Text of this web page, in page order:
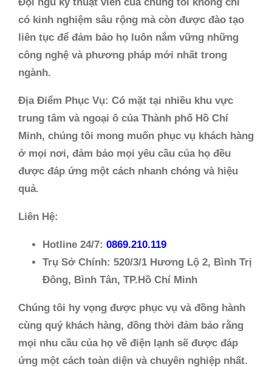
có kinh nghiệm sâu rộng mà còn được đào tạo
liên tục để đảm bảo họ luôn nắm vững những
công nghệ và phương pháp mới nhất trong
ngành.
Địa Điểm Phục Vụ: Có mặt tại nhiều khu vực
trung tâm và ngoại ô của Thành phố Hồ Chí
Minh, chúng tôi mong muốn phục vụ khách hàng
ở mọi nơi, đảm bảo mọi yêu cầu của họ đều
được đáp ứng một cách nhanh chóng và hiệu
quả.
Liên Hệ:
Hotline 24/7: 0869.210.119
Trụ Sở Chính: 520/3/1 Hương Lộ 2, Bình Trị
Đông, Bình Tân, TP.Hồ Chí Minh
Chúng tôi hy vọng được phục vụ và đồng hành
cùng quý khách hàng, đồng thời đảm bảo rằng
mọi nhu cầu của họ về điện lạnh sẽ được đáp
ứng một cách toàn diện và chuyên nghiệp nhất.